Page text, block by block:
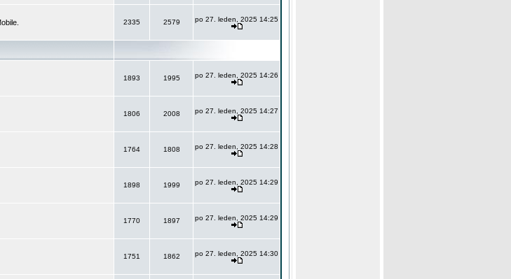
2335 2579 po 27. leden, 2025 14:25
1893 1995 po 27. leden, 2025 14:26
1806 2008 po 27. leden, 2025 14:27
1764 1808 po 27. leden, 2025 14:28
1898 1999 po 27. leden, 2025 14:29
1770 1897 po 27. leden, 2025 14:29
1751 1862 po 27. leden, 2025 14:30